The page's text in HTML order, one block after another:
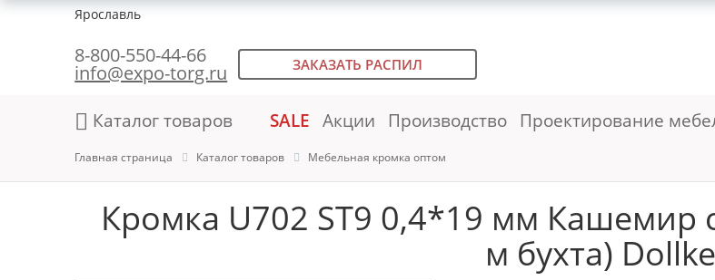
Ярославль
8-800-550-44-66
info@expo-torg.ru ЗАКАЗАТЬ РАСПИЛ
Каталог товаров SALE Акции Производство Проектирование
Главная страница Каталог товаров Мебельная кромка оптом
Кромка U702 ST9 0,4*19 мм Кашемир
м бухта)